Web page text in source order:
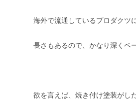
海外で流通しているプロダクツ
長さもあるので、かなり深くベ
欲を言えば、焼き付け塗装がし